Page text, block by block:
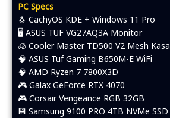
PC Specs
🐧 CachyOS KDE + Windows 11 Pro
🖥️ ASUS TUF VG27AQ3A Monitör
🧊 Cooler Master TD500 V2 Mesh Kasa
🧠 ASUS Tuf Gaming B650M-E WiFi
🧠 AMD Ryzen 7 7800X3D
🎮 Galax GeForce RTX 4070
🎮 Corsair Vengeance RGB 32GB
💾 Samsung 9100 PRO 4TB NVMe SSD